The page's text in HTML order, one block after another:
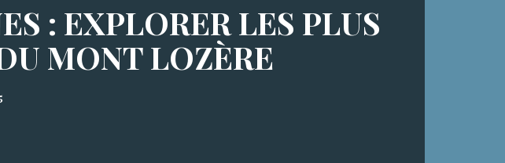
: EXPLORER LES PLUS
MONT LOZÈRE